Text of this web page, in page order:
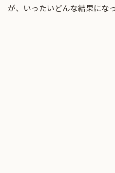
が、いったいどんな結果にな